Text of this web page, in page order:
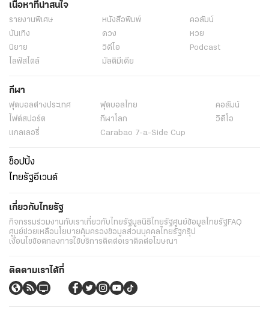
เนื้อหาที่น่าสนใจ
รายงานพิเศษ หนังสือพิมพ์
คอลัมน์
บันเทิง
ดวง
หวย
นิยาย
วิดีโอ
Podcast
ไลฟ์สไตล์
มัลติมีเดีย
กีฬา
ฟุตบอลต่่างประเทศ ฟุตบอลไทย
คอลัมน์
ไฟต์สปอร์ต
กีฬาโลก
วิดีโอ
แกลเลอรี่
Carabao 7-a-Side Cup
ช็อปปิ้ง
ไทยรัฐอีเวนต์
เกี่ยวกับไทยรัฐ
กิจกรรมร่วมงานกับเราเกี่ยวกับไทยรัฐมูลนิธิไทยรัฐศูนย์ข้อมูลไทยรัฐFAQ
ศูนย์ช่วยเหลือนโยบายคุ้มครองข้อมูลส่วนบุคคลไทยรัฐกรุ๊ป
เงื่อนไขข้อตกลงการใช้บริการติดต่อเราติดต่อโฆษณา
ติดตามเราได้ที่